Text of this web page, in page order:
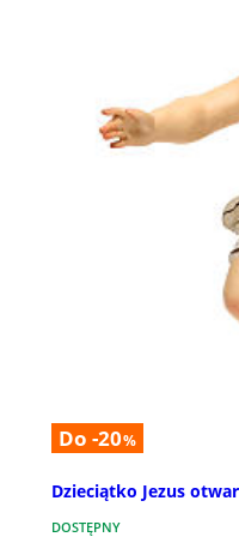
Do -20%
Dzieciątko Jezus
DOSTĘPNY